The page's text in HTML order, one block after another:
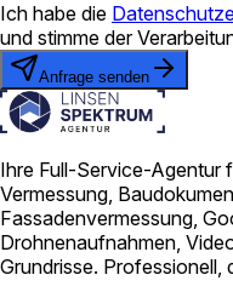
Ich habe die
und stimme der
Anfrage senden
Ihre Full-Service-Agentur
Vermessung,
Fassadenvermessung,
Drohnenaufnahmen,
Grundrisse. Professionell,